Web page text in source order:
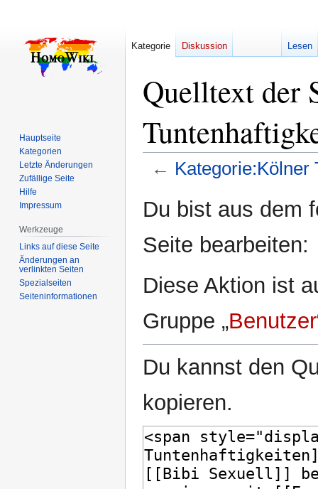
Quelltext der
← Kategorie:Kölner
Navigation
Suche
Du bist aus dem
Seite bearbeiten:
Diese Aktion ist
Gruppe „Benutzer
Du kannst den
kopieren.
Kategorie Diskussion Lesen
Hauptseite
Kategorien
Letzte Änderungen
Zufällige Seite
Hilfe
Impressum
Werkzeuge
Links auf diese Seite
Änderungen an
verlinkten Seiten
Spezialseiten
Seiten­­informationen